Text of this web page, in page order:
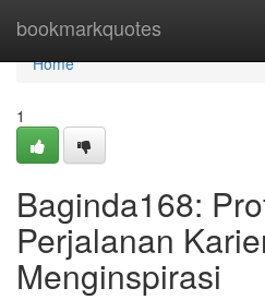
bookmarkquotes
Home
Home
1
Baginda168:
Perjalanan
Menginspirasi